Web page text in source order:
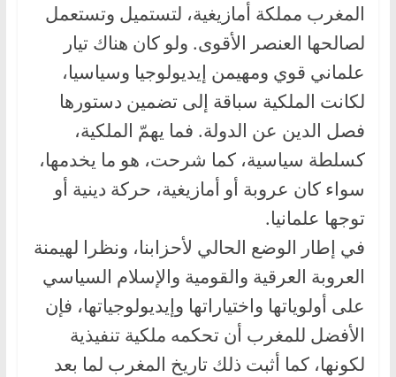
المغرب مملكة أمازيغية، لتستميل وتستعمل
لصالحها العنصر الأقوى. ولو كان هناك تيار
علماني قوي ومهيمن إيديولوجيا وسياسيا،
لكانت الملكية سباقة إلى تضمين دستورها
فصل الدين عن الدولة. فما يهمّ الملكية،
كسلطة سياسية، كما شرحت، هو ما يخدمها،
سواء كان عروبة أو أمازيغية، حركة دينية أو
توجها علمانيا.
في إطار الوضع الحالي لأحزابنا، ونظرا لهيمنة
العروبة العرقية والقومية والإسلام السياسي
على أولوياتها واختياراتها وإيديولوجياتها، فإن
الأفضل للمغرب أن تحكمه ملكية تنفيذية
لكونها، كما أثبت ذلك تاريخ المغرب لما بعد